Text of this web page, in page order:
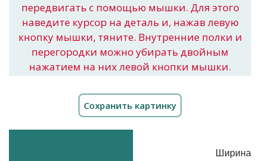
передвигать с помощью мышки. Для этого
наведите курсор на деталь и, нажав левую
кнопку мышки, тяните. Внутренние полки и
перегородки можно убирать двойным
нажатием на них левой кнопки мышки.
Ширина